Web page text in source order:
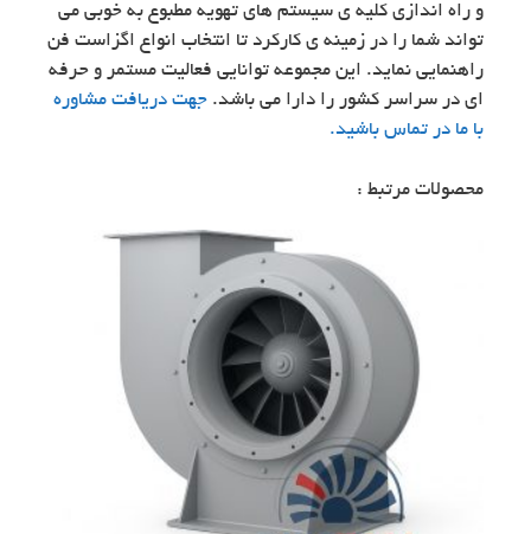
و راه اندازی کلیه ی سیستم های تهویه مطبوع به خوبی می
تواند شما را در زمینه ی کارکرد تا انتخاب انواع اگزاست فن
راهنمایی نماید. این مجموعه توانایی فعالیت مستمر و حرفه
ای در سراسر کشور را دارا می باشد. جهت دریافت مشاوره
با ما در تماس باشید.
محصولات مرتبط :